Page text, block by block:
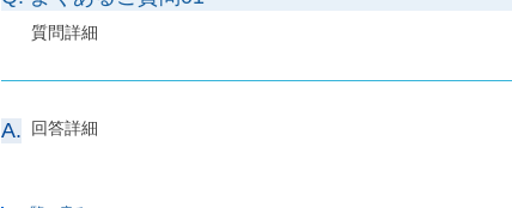
質問詳細
A. 回答詳細